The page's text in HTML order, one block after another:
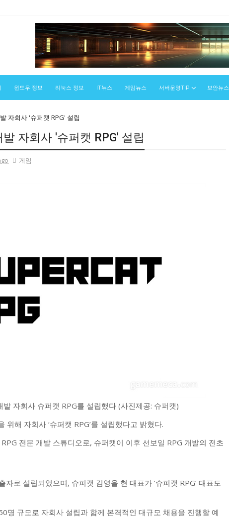
윈도우 정보 리눅스 정보 IT뉴스 게임뉴스 서버운영TIP 보안뉴스
자회사 '슈퍼캣 RPG' 설립
자회사 '슈퍼캣 RPG' 설립
게임
자회사 슈퍼캣 RPG를 설립했다 (사진제공: 슈퍼캣)
위해 자회사 ‘슈퍼캣 RPG’를 설립했다고 밝혔다.
RPG 전문 개발 스튜디오로, 슈퍼캣이 이후 선보일 RPG 개발의 전초
자로 설립되었으며, 슈퍼캣 김영을 현 대표가 ‘슈퍼캣 RPG’ 대표도
명 규모로 자회사 설립과 함께 본격적인 대규모 채용을 진행할 예